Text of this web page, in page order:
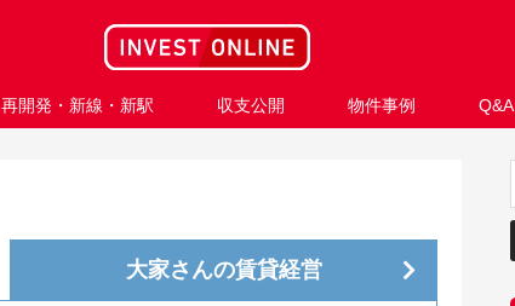
再開発・新線・新駅 収支公開 物件事例 Q&A
大家さんの賃貸経営